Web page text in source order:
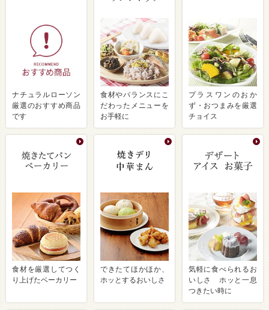
ナチュラルローソン
厳選のおすすめ商品
です
食材やバランスにこ
だわったメニューを
お手軽に
プラスワンのおか
ず・おつまみを厳選
チョイス
食材を厳選してつく
り上げたベーカリー
できたてほかほか、
ホッとするおいしさ
気軽に食べられるお
いしさ ホッと一息
つきたい時に